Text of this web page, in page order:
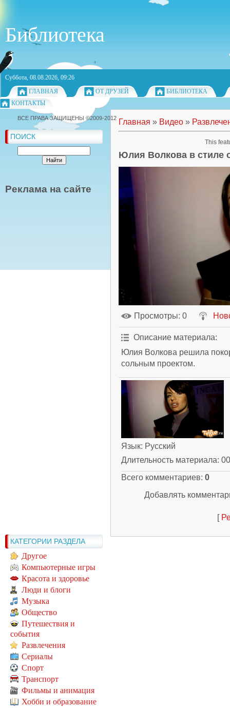
Библиотека
Суббота, 08.08.2026, 09:26
ГЛАВНАЯ
ОТ ДРУЗЕЙ
БИБЛИОТЕКА
КОНТАКТЫ
ПОИСК
Реклама на сайте
КАТЕГОРИИ РАЗДЕЛА
Другое
Компьютерные игры
Красота и здоровье
Люди и блоги
Музыка
Общество
Путешествия и
события
Развлечения
Сериалы
Спорт
Транспорт
Фильмы и анимация
Хобби и образование
Главная » Видео »
Юлия Волкова в стиле
Просмотры: 0
Описание материала:
Юлия Волкова решила
сольным проектом.
Язык: Русский
Длительность материала:
Всего комментариев: 0
Добавлять
[
ВСЕ ПРАВА ЗАЩИЩЕНЫ ©2009-2012
This